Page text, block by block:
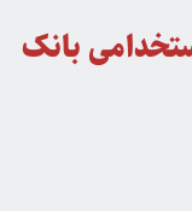
بانک